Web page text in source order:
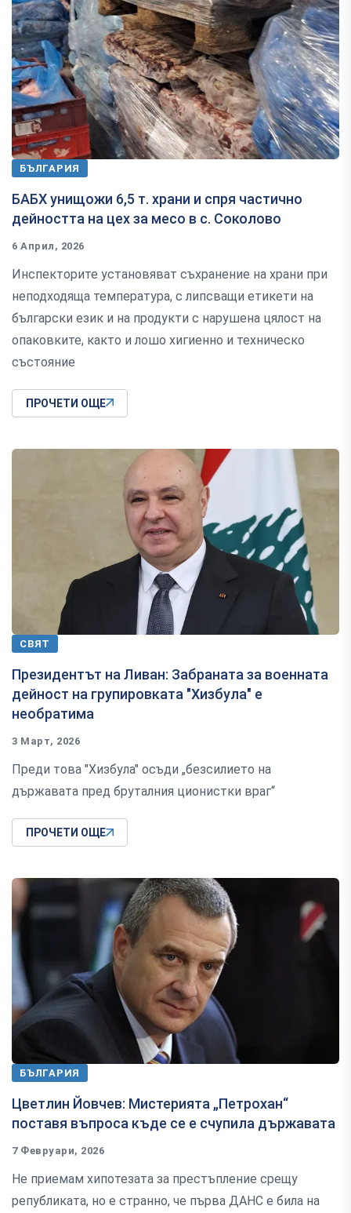
БЪЛГАРИЯ
БАБХ унищожи 6,5 т. храни и спря частично
дейността на цех за месо в с. Соколово
6 Април, 2026
Инспекторите установяват съхранение на храни при
неподходяща температура, с липсващи етикети на
български език и на продукти с нарушена цялост на
опаковките, както и лошо хигиенно и техническо
състояние
ПРОЧЕТИ ОЩЕ
СВЯТ
Президентът на Ливан: Забраната за военната
дейност на групировката "Хизбула" е
необратима
3 Март, 2026
Преди това "Хизбула" осъди „безсилието на
държавата пред бруталния ционистки враг“
ПРОЧЕТИ ОЩЕ
БЪЛГАРИЯ
Цветлин Йовчев: Мистерията „Петрохан“
поставя въпроса къде се е счупила държавата
7 Февруари, 2026
Не приемам хипотезата за престъпление срещу
републиката, но е странно, че първа ДАНС е била на